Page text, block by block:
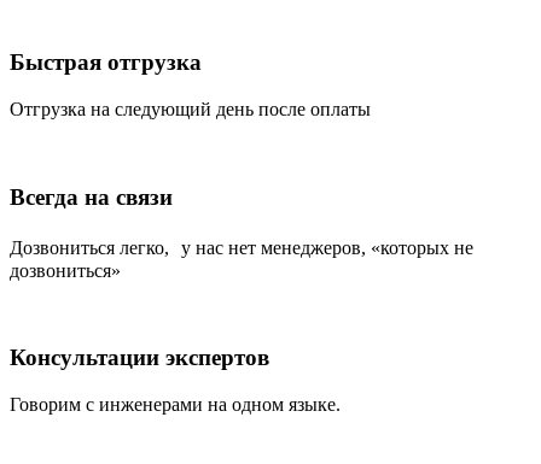
Быстрая отгрузка
Отгрузка на следующий день после оплаты
Всегда на связи
Дозвониться легко, у нас нет менеджеров, «которых не
дозвониться»
Консультации экспертов
Говорим с инженерами на одном языке.